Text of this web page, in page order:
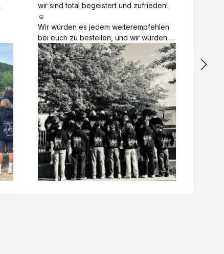
wir sind total begeistert und zufrieden!
☺️
Wir würden es jedem weiterempfehlen
bei euch zu bestellen, und wir würden
es auch sofort nochmal tun!
Vielen Dank für alles 😊